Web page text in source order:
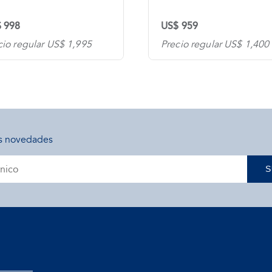
998
regular US$ 1,995
US$ 959
Precio regular US$ 1,400
novedades